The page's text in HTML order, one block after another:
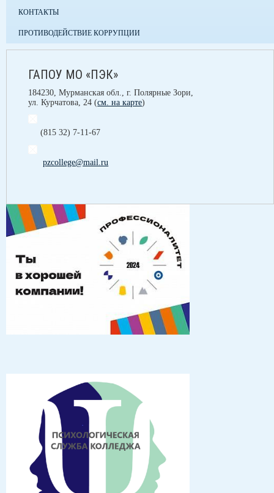
КОНТАКТЫ
ПРОТИВОДЕЙСТВИЕ КОРРУПЦИИ
ГАПОУ МО «ПЭК»
184230, Мурманская обл., г. Полярные Зори,
ул. Курчатова, 24 (см. на карте)
(815 32) 7-11-67
pzcollege@mail.ru